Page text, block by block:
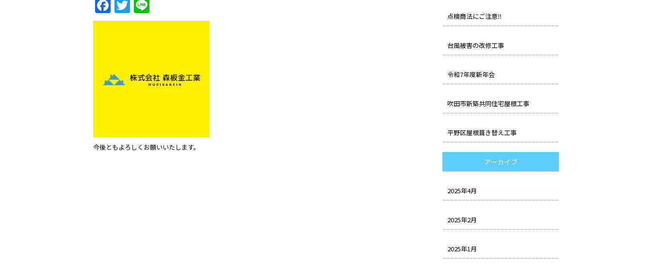
F
a
o
T
w n
今後ともよろしくお願いいたします。
点検商法にご注意‼︎
台風被害の改修工事
令和7年度新年会
吹田市新築共同住宅屋根工事
平野区屋根葺き替え工事
アーカイブ
2025年4月
2025年2月
2025年1月